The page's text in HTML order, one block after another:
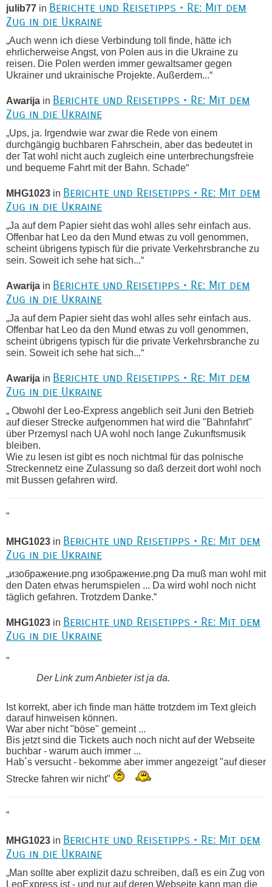
julib77 in Berichte und Reisetipps • Re: Mit dem
Zug in die Ukraine
„Auch wenn ich diese Verbindung toll finde, hätte ich
ehrlicherweise Angst, von Polen aus in die Ukraine zu
reisen. Die Polen werden immer gewaltsamer gegen
Ukrainer und ukrainische Projekte. Außerdem...“
Awarija in Berichte und Reisetipps • Re: Mit dem
Zug in die Ukraine
„Ups, ja. Irgendwie war zwar die Rede von einem
durchgängig buchbaren Fahrschein, aber das bedeutet in
der Tat wohl nicht auch zugleich eine unterbrechungsfreie
und bequeme Fahrt mit der Bahn. Schade“
MHG1023 in Berichte und Reisetipps • Re: Mit dem
Zug in die Ukraine
„Ja auf dem Papier sieht das wohl alles sehr einfach aus.
Offenbar hat Leo da den Mund etwas zu voll genommen,
scheint übrigens typisch für die private Verkehrsbranche zu
sein. Soweit ich sehe hat sich...“
Awarija in Berichte und Reisetipps • Re: Mit dem
Zug in die Ukraine
„Ja auf dem Papier sieht das wohl alles sehr einfach aus.
Offenbar hat Leo da den Mund etwas zu voll genommen,
scheint übrigens typisch für die private Verkehrsbranche zu
sein. Soweit ich sehe hat sich...“
Awarija in Berichte und Reisetipps • Re: Mit dem
Zug in die Ukraine
„ Obwohl der Leo-Express angeblich seit Juni den Betrieb
auf dieser Strecke aufgenommen hat wird die "Bahnfahrt"
über Przemysl nach UA wohl noch lange Zukunftsmusik
bleiben.
Wie zu lesen ist gibt es noch nichtmal für das polnische
Streckennetz eine Zulassung so daß derzeit dort wohl noch
mit Bussen gefahren wird.
“
MHG1023 in Berichte und Reisetipps • Re: Mit dem
Zug in die Ukraine
„изображение.png изображение.png Da muß man wohl mit
den Daten etwas herumspielen ... Da wird wohl noch nicht
täglich gefahren. Trotzdem Danke.“
MHG1023 in Berichte und Reisetipps • Re: Mit dem
Zug in die Ukraine
„
Der Link zum Anbieter ist ja da.
Ist korrekt, aber ich finde man hätte trotzdem im Text gleich
darauf hinweisen können.
War aber nicht "böse" gemeint ...
Bis jetzt sind die Tickets auch noch nicht auf der Webseite
buchbar - warum auch immer ...
Hab´s versucht - bekomme aber immer angezeigt "auf dieser
Strecke fahren wir nicht"
“
MHG1023 in Berichte und Reisetipps • Re: Mit dem
Zug in die Ukraine
„Man sollte aber explizit dazu schreiben, daß es ein Zug von
LeoExpress ist - und nur auf deren Webseite kann man die